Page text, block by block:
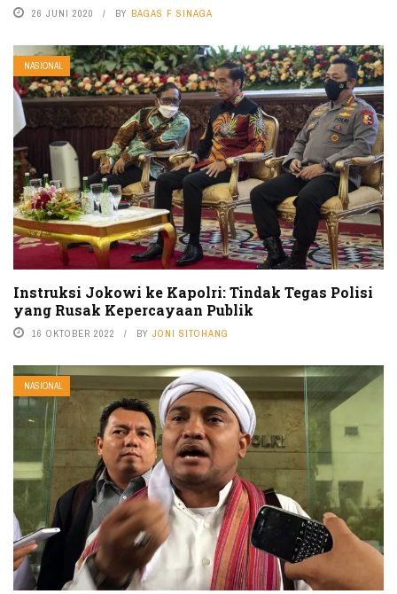
26 JUNI 2020 BY BAGAS F SINAGA
NASIONAL
Instruksi Jokowi ke Kapolri: Tindak Tegas Polisi
yang Rusak Kepercayaan Publik
16 OKTOBER 2022 BY JONI SITOHANG
NASIONAL